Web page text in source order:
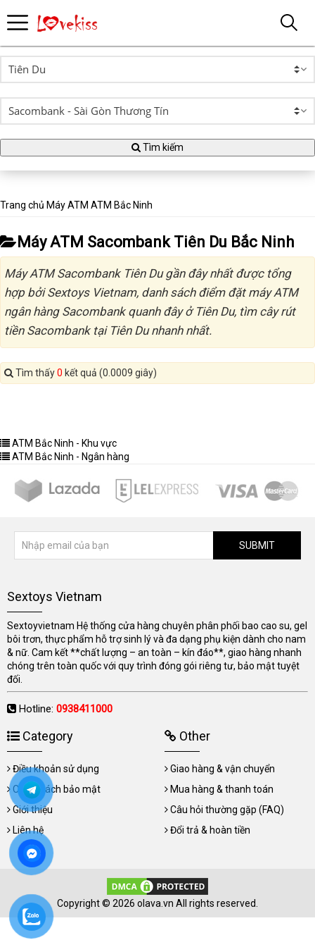
Tìm kiếm
Trang chủ Máy ATM ATM Bắc Ninh
Máy ATM Sacombank Tiên Du Bắc Ninh
Máy ATM Sacombank Tiên Du gần đây nhất được tổng
hợp bởi Sextoys Vietnam, danh sách điểm đặt máy ATM
ngân hàng Sacombank quanh đây ở Tiên Du, tìm cây rút
tiền Sacombank tại Tiên Du nhanh nhất.
Tìm thấy0 kết quả (0.0009 giây)
ATM Bắc Ninh - Khu vực
ATM Bắc Ninh - Ngân hàng
SUBMIT
Sextoys Vietnam
Sextoyvietnam Hệ thống cửa hàng chuyên phân phối bao cao su, gel
bôi trơn, thực phẩm hỗ trợ sinh lý và đa dạng phụ kiện dành cho nam
& nữ. Cam kết **chất lượng – an toàn – kín đáo**, giao hàng nhanh
chóng trên toàn quốc với quy trình đóng gói riêng tư, bảo mật tuyệt
đối.
Hotline: 0938411000
Category
Điều khoản sử dụng
Chính sách bảo mật
Giới thiệu
Liên hệ
Other
Giao hàng & vận chuyển
Mua hàng & thanh toán
Câu hỏi thường gặp (FAQ)
Đổi trả & hoàn tiền
Copyright © 2026 olava.vn All rights reserved.